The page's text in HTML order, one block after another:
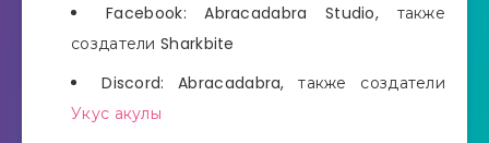
Facebook: Abracadabra Studio, также
создатели Sharkbite
Discord: Abracadabra, также создатели
Укус акулы